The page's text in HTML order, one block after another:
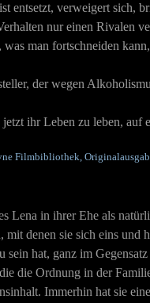
verweigert sich,
nur einen Rivalen
man fortschneiden
der wegen
ihr Leben zu leben, auf
Filmbibliothek,
in ihrer Ehe als
denen sie sich eins
hat, ganz im
die Ordnung in der
Immerhin hat sie